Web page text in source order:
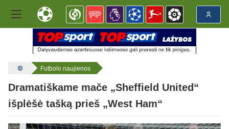
Futbolo naujienos
Dramatiškame mače „Sheffield United“
išplėšė tašką prieš „West Ham“